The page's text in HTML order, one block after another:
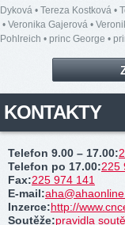
Dyková • Tereza Kostková •
• Veronika Gajerová •
Pohlreich • princ George •
KONTAKTY
Telefon 9.00 – 17.00:
Telefon po 17.00:225
Fax:225 974 141
E-mail:
Inzerce:http://
Soutěže:pravidla